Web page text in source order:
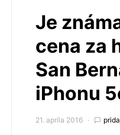
Je
cena za
San
iPhonu
21. apríla 2016